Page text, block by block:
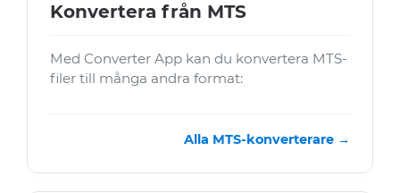
Konvertera från MTS
Med Converter App kan du konvertera MTS-
filer till många andra format:
Alla MTS-konverterare →